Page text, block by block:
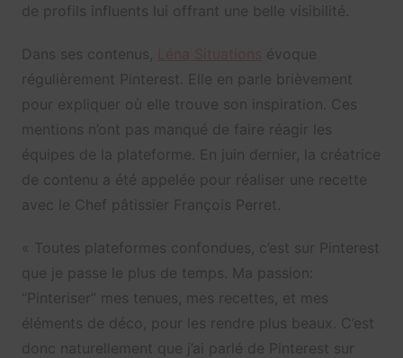
de profils influents lui offrant une belle visibilité.
Dans ses contenus,
évoque
régulièrement Pinterest. Elle en parle brièvement
pour expliquer où elle trouve son inspiration. Ces
mentions n’ont pas manqué de faire réagir les
équipes de la plateforme. En juin dernier, la créatrice
de contenu a été appelée pour réaliser une recette
avec le Chef pâtissier François Perret.
« Toutes plateformes confondues, c’est sur
Pinterest
que je passe le plus de temps. Ma passion:
“Pinteriser” mes tenues, mes recettes, et mes
éléments de déco, pour les rendre plus beaux. C’est
donc naturellement que j’ai parlé de Pinterest sur